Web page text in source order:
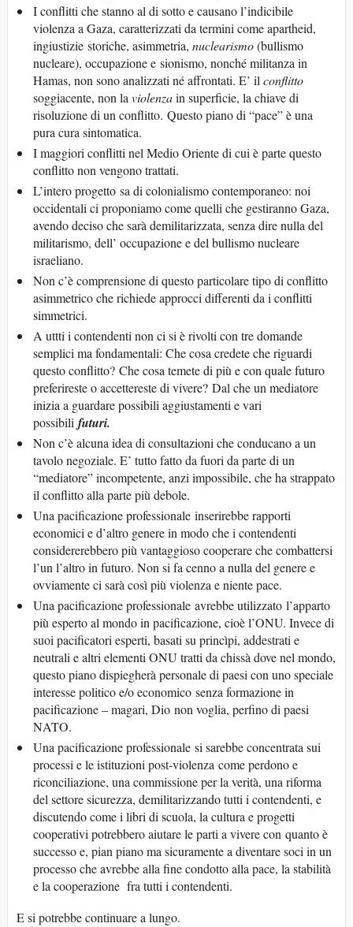
I conflitti che stanno al di sotto e causano l’indicibile
violenza a Gaza, caratterizzati da termini come apartheid,
ingiustizie storiche, asimmetria, nuclearismo(bullismo
nucleare), occupazione e sionismo, nonché militanza in
Hamas, non sono analizzati né affrontati. E’ il conflitto
soggiacente, non la violenzain superficie, la chiave di
risoluzione di un conflitto. Questo piano di “pace” è una
pura cura sintomatica.
I maggiori conflitti nel Medio Oriente di cui è parte questo
conflitto non vengono trattati.
L’intero progetto sa di colonialismo contemporaneo: noi
occidentali ci proponiamo come quelli che gestiranno Gaza,
avendo deciso che sarà demilitarizzata, senza dire nulla del
militarismo, dell’ occupazione e del bullismo nucleare
israeliano.
Non c’è comprensione di questo particolare tipo di conflitto
asimmetrico che richiede approcci differenti da i conflitti
simmetrici.
A uttti i contendenti non ci si è rivolti con tre domande
semplici ma fondamentali: Che cosa credete che riguardi
questo conflitto? Che cosa temete di più e con quale futuro
preferireste o accettereste di vivere? Dal che un mediatore
inizia a guardare possibili aggiustamenti e vari
possibili futuri.
Non c’è alcuna idea di consultazioni che conducano a un
tavolo negoziale. E’ tutto fatto da fuori da parte di un
“mediatore” incompetente, anzi impossibile, che ha strappato
il conflitto alla parte più debole.
Una pacificazione professionale inserirebbe rapporti
economici e d’altro genere in modo che i contendenti
considererebbero più vantaggioso cooperare che combattersi
l’un l’altro in futuro. Non si fa cenno a nulla del genere e
ovviamente ci sarà così più violenza e niente pace.
Una pacificazione professionale avrebbe utilizzato l’apparto
più esperto al mondo in pacificazione, cioè l’ONU. Invece di
suoi pacificatori esperti, basati su princìpi, addestrati e
neutrali e altri elementi ONU tratti da chissà dove nel mondo,
questo piano dispiegherà personale di paesi con uno speciale
interesse politico e/o economico senza formazione in
pacificazione – magari, Dio non voglia, perfino di paesi
NATO.
Una pacificazione professionale si sarebbe concentrata sui
processi e le istituzioni post-violenza come perdono e
riconciliazione, una commissione per la verità, una riforma
del settore sicurezza, demilitarizzando tutti i contendenti, e
discutendo come i libri di scuola, la cultura e progetti
cooperativi potrebbero aiutare le parti a vivere con quanto è
successo e, pian piano ma sicuramente a diventare soci in un
processo che avrebbe alla fine condotto alla pace, la stabilità
e la cooperazione fra tutti i contendenti.
E si potrebbe continuare a lungo.